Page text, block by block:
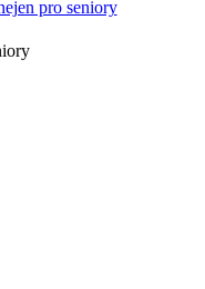
pro seniory